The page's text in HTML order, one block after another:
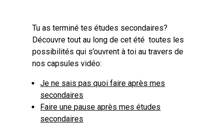
Tu as terminé tes études secondaires?
Découvre tout au long de cet été toutes les
possibilités qui s’ouvrent à toi au travers de
nos capsules vidéo:
Je ne sais pas quoi faire après mes
secondaires
Faire une pause après mes études
secondaires